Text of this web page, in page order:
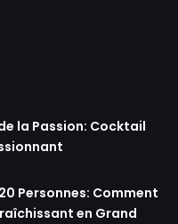
la Passion: Cocktail
Personnes: Comment
en Grand